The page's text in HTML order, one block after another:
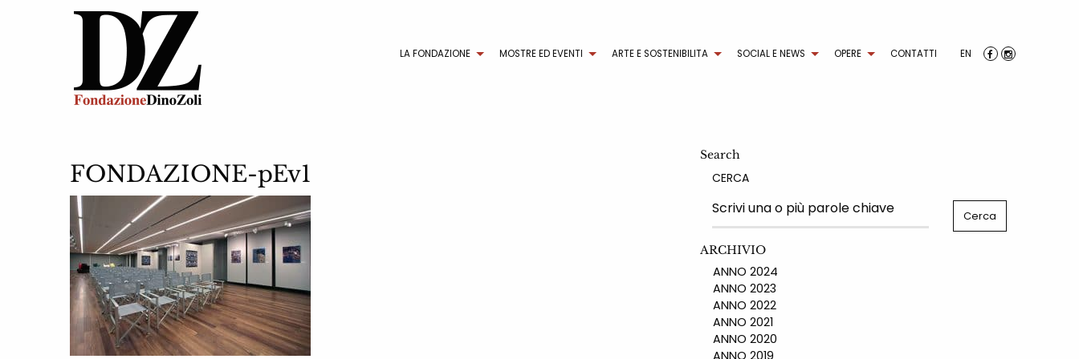
LA FONDAZIONE MOSTRE ED EVENTI ARTE E SOSTENIBILITA SOCIAL E NEWS OPERE CONTATTI EN
FONDAZIONE-pEv1
Search
CERCA
ARCHIVIO
ANNO 2024
ANNO 2023
ANNO 2022
ANNO 2021
ANNO 2020